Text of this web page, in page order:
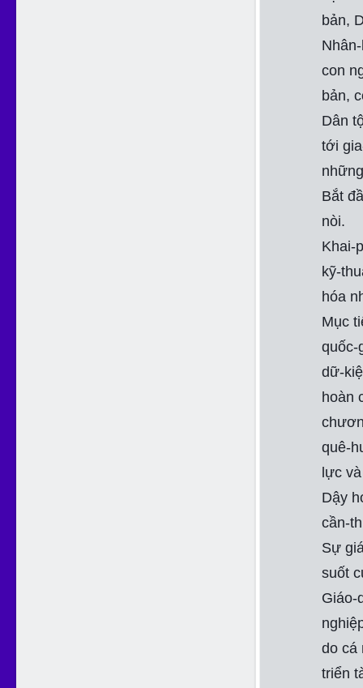
bản,
con
bản,
Dân
tới
Bắt
nòi.
Khai-
kỹ-
hóa
Mục
quốc-
dữ-
hoàn
quê-
lực
Dậy
cần-
Sự
suốt
Giáo-
do cá
triển